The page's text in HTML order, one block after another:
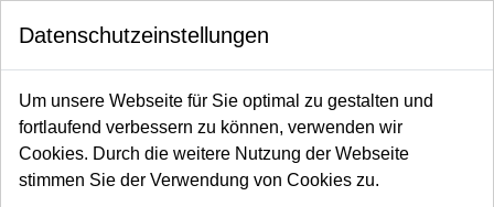
Startseite
Stative / Booms / Lifte / Wind-up / Rollenstative / Foto-Video-Cine Stative
Datenschutzeinstellungen
Um unsere Webseite für Sie optimal zu gestalten und
fortlaufend verbessern zu können, verwenden wir
Cookies. Durch die weitere Nutzung der Webseite
stimmen Sie der Verwendung von Cookies zu.